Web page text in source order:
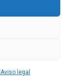
Aviso legal